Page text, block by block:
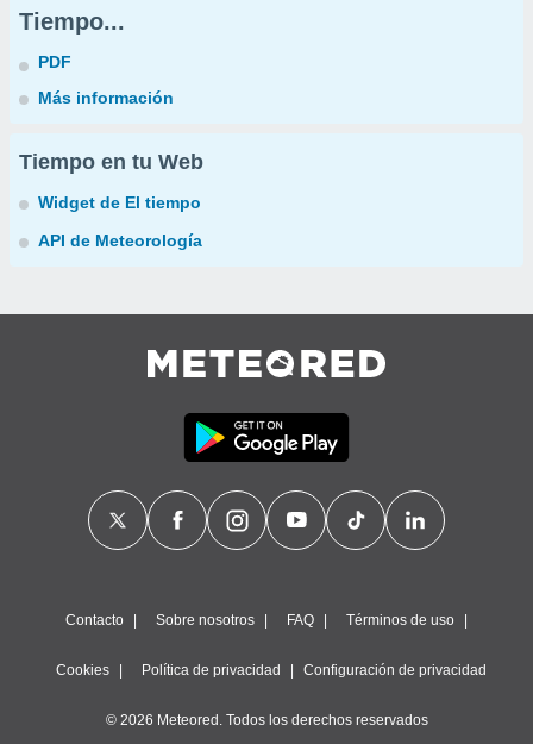
Tiempo...
PDF
Más información
Tiempo en tu Web
Widget de El tiempo
API de Meteorología
Contacto Sobre nosotros FAQ Términos de uso
Cookies Política de privacidad Configuración de privacidad
© 2026 Meteored. Todos los derechos reservados